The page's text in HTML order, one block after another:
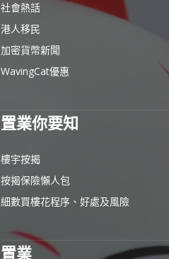
社會熱話
港人移民
加密貨幣新聞
WavingCat優惠
置業你要知
樓宇按揭
按揭保險懶人包
細數買樓花程序、好處及風險
置業